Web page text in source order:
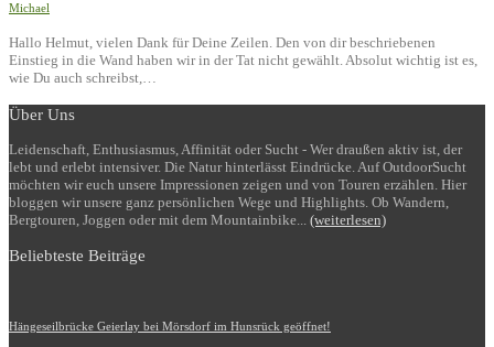
Michael
Hallo Helmut, vielen Dank für Deine Zeilen. Den von dir beschriebenen
Einstieg in die Wand haben wir in der Tat nicht gewählt. Absolut wichtig ist es,
wie Du auch schreibst,…
Über Uns
Leidenschaft, Enthusiasmus, Affinität oder Sucht - Wer draußen aktiv ist, der
lebt und erlebt intensiver. Die Natur hinterlässt Eindrücke. Auf OutdoorSucht
möchten wir euch unsere Impressionen zeigen und von Touren erzählen. Hier
bloggen wir unsere ganz persönlichen Wege und Highlights. Ob Wandern,
Bergtouren, Joggen oder mit dem Mountainbike... (weiterlesen)
Beliebteste Beiträge
Hängeseilbrücke Geierlay bei Mörsdorf im Hunsrück geöffnet!